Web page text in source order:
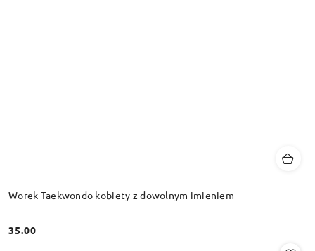
Worek Taekwondo kobiety z dowolnym imieniem
Cena:
35.00